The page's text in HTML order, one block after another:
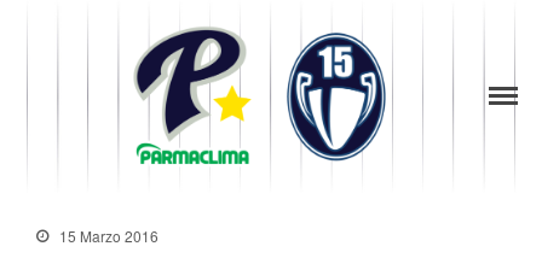
News
Società
15 Marzo 2016